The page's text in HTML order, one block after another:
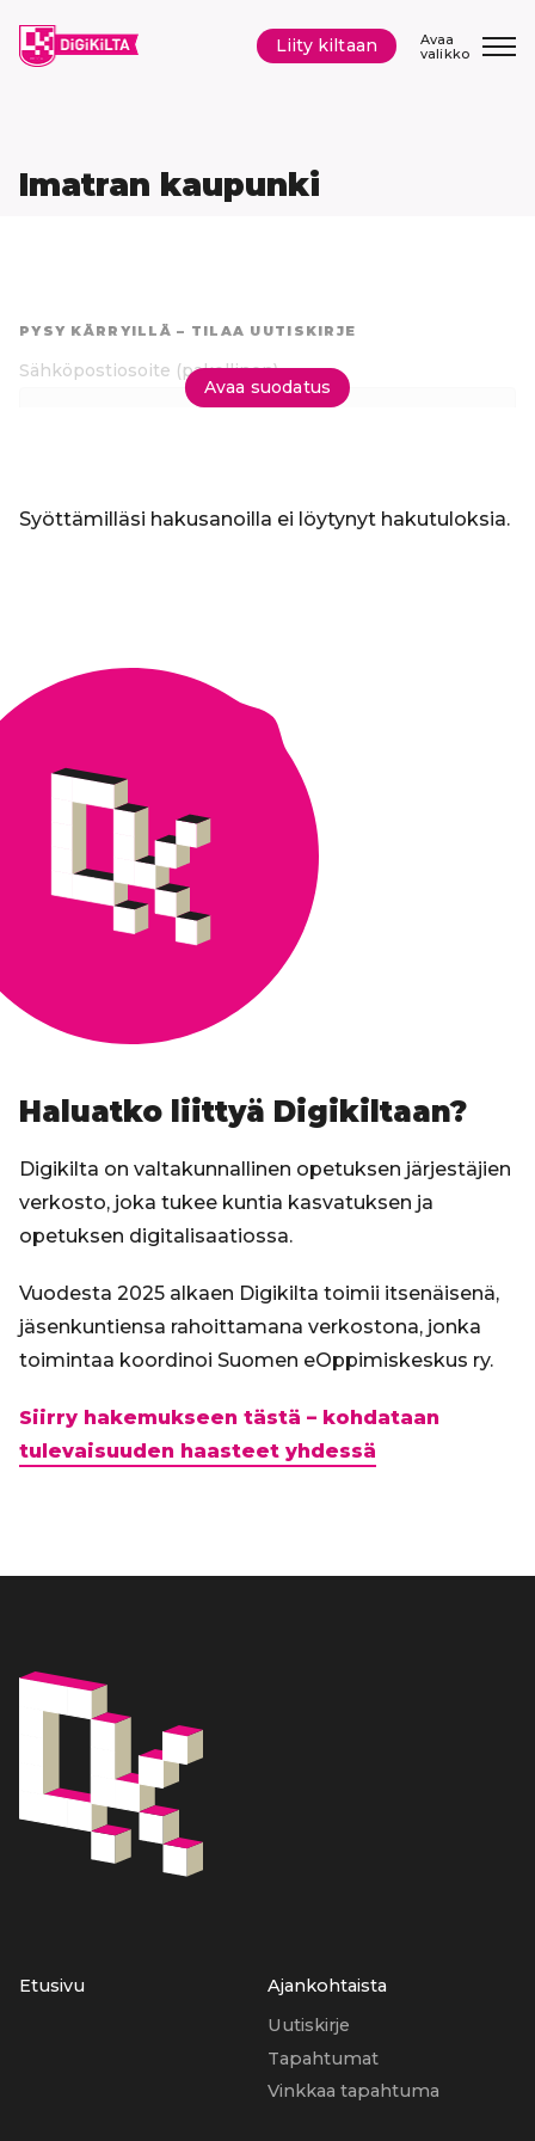
sisältöön
Avaa
valikko
Liity kiltaan
Imatran kaupunki
PYSY KÄRRYILLÄ – TILAA UUTISKIRJE
Sähköpostiosoite (pakollinen)
Avaa suodatus
Syöttämilläsi hakusanoilla ei löytynyt hakutuloksia.
Haluatko liittyä Digikiltaan?
Digikilta on valtakunnallinen opetuksen järjestäjien
verkosto, joka tukee kuntia kasvatuksen ja
opetuksen digitalisaatiossa.
Vuodesta 2025 alkaen Digikilta toimii itsenäisenä,
jäsenkuntiensa rahoittamana verkostona, jonka
toimintaa koordinoi Suomen eOppimiskeskus ry.
Siirry hakemukseen tästä – kohdataan
tulevaisuuden haasteet yhdessä
Etusivu
Ajankohtaista
Uutiskirje
Tapahtumat
Vinkkaa tapahtuma